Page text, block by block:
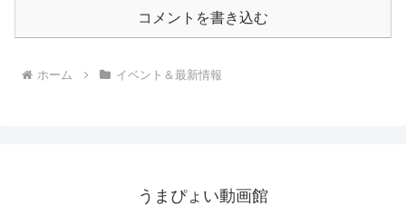
コメントを書き込む
ホーム イベント＆最新情報
うまぴょい動画館